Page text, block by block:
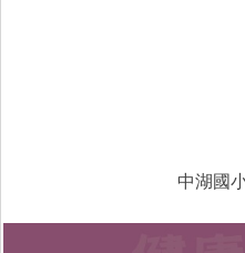
中湖國小吉祥